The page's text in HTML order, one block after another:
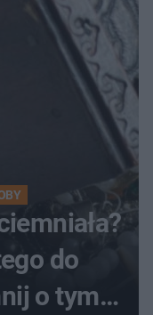
do
o tym